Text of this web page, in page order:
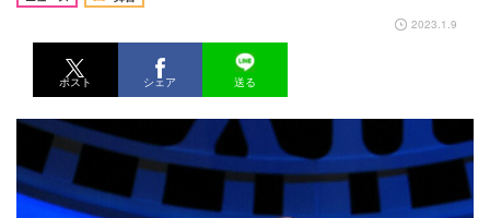
2023.1.9
ポスト シェア 送る